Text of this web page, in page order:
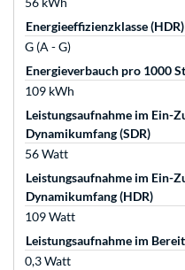
Energieeffizienzklasse (HDR)
G (A - G)
Energieverbauch pro 1000
109 kWh
Leistungsaufnahme im Ein-
Dynamikumfang (SDR)
56 Watt
Leistungsaufnahme im Ein-
Dynamikumfang (HDR)
109 Watt
Leistungsaufnahme im
0,3 Watt